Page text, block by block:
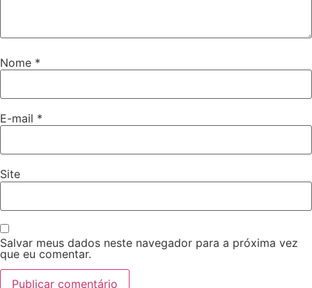
Nome *
E-mail *
Site
Salvar meus dados neste navegador para a próxima vez
que eu comentar.